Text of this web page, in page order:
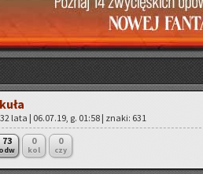
lata | 06.07.19, g. 01:58 | znaki: 631
73
odw
0
kol
0
czy